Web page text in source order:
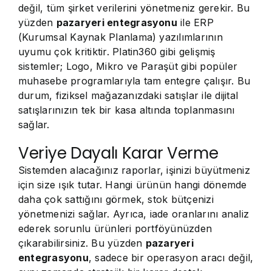
değil, tüm şirket verilerini yönetmeniz gerekir. Bu
yüzden pazaryeri entegrasyonu ile ERP
(Kurumsal Kaynak Planlama) yazılımlarının
uyumu çok kritiktir. Platin360 gibi gelişmiş
sistemler; Logo, Mikro ve Paraşüt gibi popüler
muhasebe programlarıyla tam entegre çalışır. Bu
durum, fiziksel mağazanızdaki satışlar ile dijital
satışlarınızın tek bir kasa altında toplanmasını
sağlar.
Veriye Dayalı Karar Verme
Sistemden alacağınız raporlar, işinizi büyütmeniz
için size ışık tutar. Hangi ürünün hangi dönemde
daha çok sattığını görmek, stok bütçenizi
yönetmenizi sağlar. Ayrıca, iade oranlarını analiz
ederek sorunlu ürünleri portföyünüzden
çıkarabilirsiniz. Bu yüzden pazaryeri
entegrasyonu, sadece bir operasyon aracı değil,